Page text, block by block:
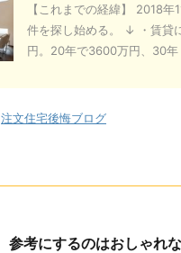
【これまでの経緯】 2018
件を探し始める。 ↓ ・賃貸
円。20年で3600万円、30年
注文住宅後悔ブログ
参考にするのはおしゃれ